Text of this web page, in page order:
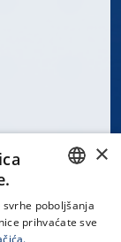
CROATIAN
×
poboljšanja
prihvaćate sve